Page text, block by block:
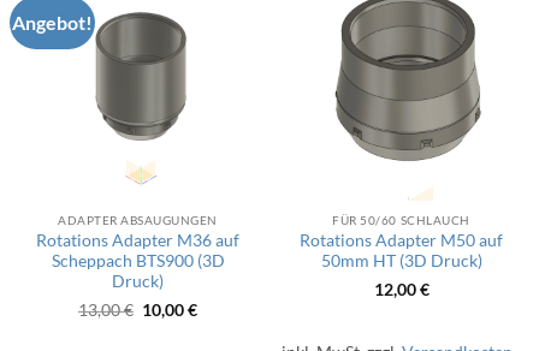
Angebot!
ADAPTER ABSAUGUNGEN
Rotations Adapter M36 auf
Scheppach BTS900 (3D
Druck)
13,00€ Ursprünglicher
Preis
10,00€Aktueller
FÜR 50/60 SCHLAUCH
Rotations Adapter M50 auf
50mm HT (3D Druck)
12,00€